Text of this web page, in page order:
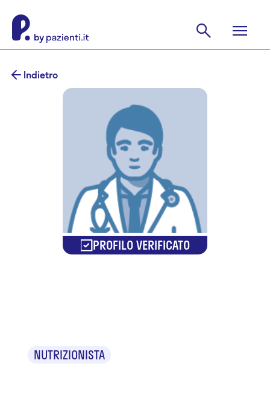
Indietro
PROFILO VERIFICATO
NUTRIZIONISTA